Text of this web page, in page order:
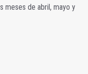
meses de abril, mayo y